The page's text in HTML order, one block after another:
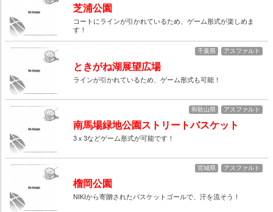
芝浦公園
コートにラインが引かれているため、ゲーム形式が楽しめま
す！
千葉県 アスファルト
ときがね湖展望広場
ラインが引かれているため、ゲーム形式も可能！
和歌山県 アスファルト
南馬場緑地公園ストリートバスケット
3ｘ3などゲーム形式が可能です！
宮城県 アスファルト
榴岡公園
NIKIから寄贈されたバスケットゴールで、汗を流そう！